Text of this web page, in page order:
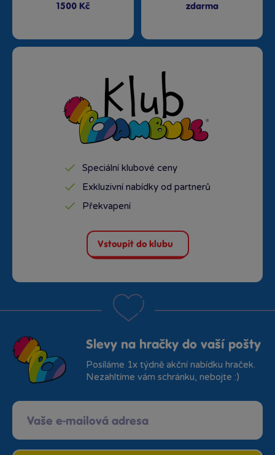
1500 Kč
zdarma
Speciální klubové ceny
Exkluzivní nabídky od partnerů
Překvapení
Vstoupit do klubu
Slevy na hračky do vaší pošty
Posíláme 1x týdně akční nabídku hraček.
Nezahltíme vám schránku, nebojte :)